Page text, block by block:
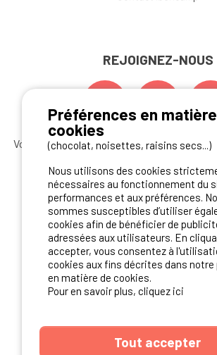
REJOIGNEZ-NOUS
Vous souhaitez bénéficier desmeilleures
S'ABONNER
NOS PARTENAIRES
Préférences en
cookies
(chocolat, noisettes, raisins secs...)
Nous utilisons des cookies
nécessaires au fonctionnement du
performances et aux préférences.
sommes susceptibles d’utiliser
cookies afin de bénéficier de
adressées aux utilisateurs. En
accepter, vous consentez à
cookies aux fins décrites dans notre
en matière de cookies.
Pour en savoir plus, cliquez ici
Tout accepter